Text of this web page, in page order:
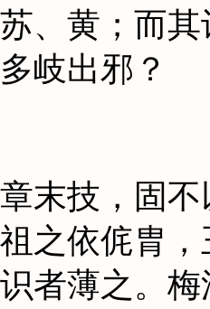
、黄；而
岐出邪？
技，固不
之依侂胄
者薄之。